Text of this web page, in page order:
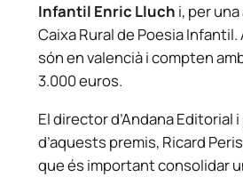
Infantil Enric Lluch i, per
Caixa Rural de Poesia
són en valencià i compten
3.000 euros.
El director d’Andana Editorial
d’aquests premis, Ricard
que és important consolidar